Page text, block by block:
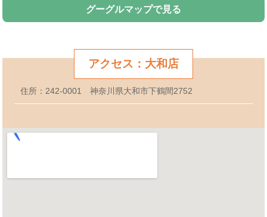
グーグルマップで見る
アクセス：大和店
住所：242-0001 神奈川県大和市下鶴間2752